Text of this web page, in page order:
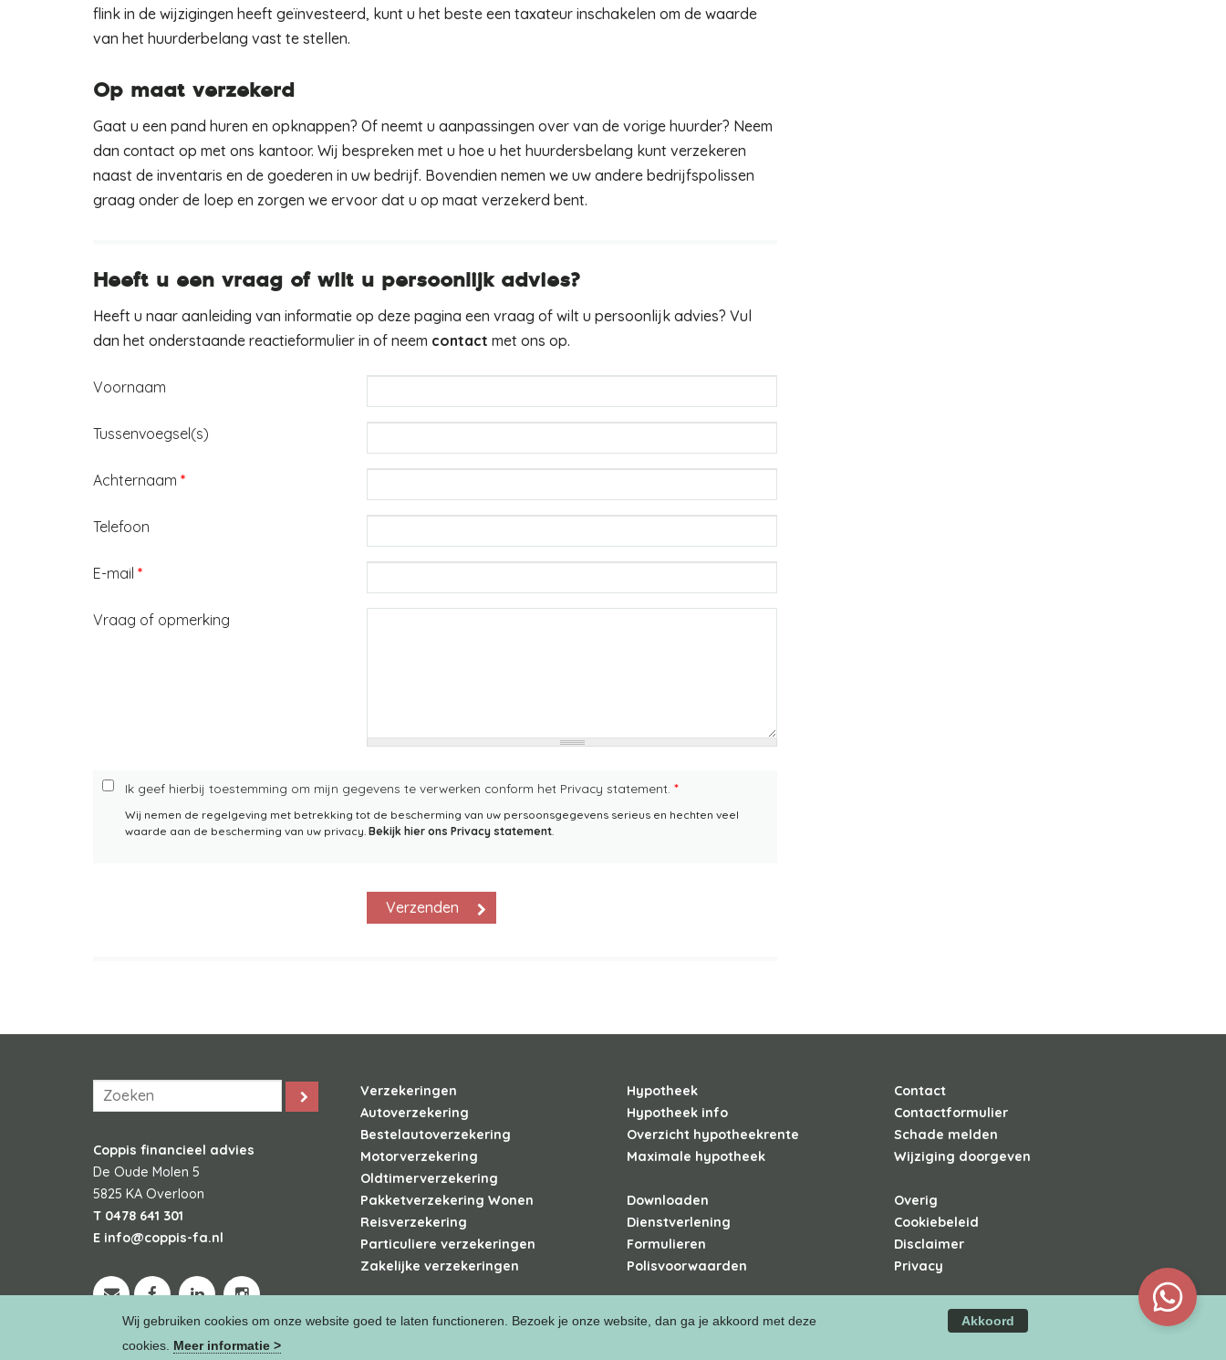
Wij gebruiken cookies om onze website goed te laten functioneren. Bezoek je onze website, dan ga je akkoord met deze
cookies. Meer informatie >
Akkoord
flink in de wijzigingen heeft geïnvesteerd, kunt u het beste een taxateur inschakelen om de waarde
van het huurderbelang vast te stellen.
Op maat verzekerd
Gaat u een pand huren en opknappen? Of neemt u aanpassingen over van de vorige huurder? Neem
dan contact op met ons kantoor. Wij bespreken met u hoe u het huurdersbelang kunt verzekeren
naast de inventaris en de goederen in uw bedrijf. Bovendien nemen we uw andere bedrijfspolissen
graag onder de loep en zorgen we ervoor dat u op maat verzekerd bent.
Heeft u een vraag of wilt u persoonlijk advies?
Heeft u naar aanleiding van informatie op deze pagina een vraag of wilt u persoonlijk advies? Vul
dan het onderstaande reactieformulier in of neem contact met ons op.
Voornaam
Tussenvoegsel(s)
Achternaam *
Telefoon
E-mail *
Vraag of opmerking
Ik geef hierbij toestemming om mijn gegevens te verwerken conform het Privacy statement. *
Wij nemen de regelgeving met betrekking tot de bescherming van uw persoonsgegevens serieus en hechten veel
waarde aan de bescherming van uw privacy. Bekijk hier ons Privacy statement.
Coppis financieel advies
De Oude Molen 5
5825 KA Overloon
T 0478 641 301
E info@coppis-fa.nl
Verzekeringen
Autoverzekering
Bestelautoverzekering
Motorverzekering
Oldtimerverzekering
Pakketverzekering Wonen
Reisverzekering
Particuliere verzekeringen
Zakelijke verzekeringen
Hypotheek
Hypotheek info
Overzicht hypotheekrente
Maximale hypotheek
Downloaden
Dienstverlening
Formulieren
Polisvoorwaarden
Contact
Contactformulier
Schade melden
Wijziging doorgeven
Overig
Cookiebeleid
Disclaimer
Privacy